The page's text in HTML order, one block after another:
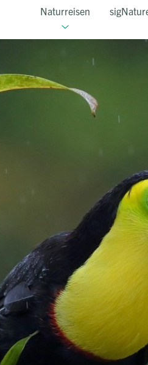
Naturreisen